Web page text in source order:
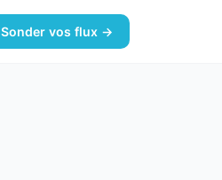
Sonder vos flux →